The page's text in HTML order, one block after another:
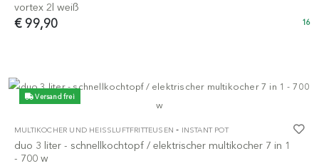
vortex 2l weiß
€ 99,90 16
Versand frei
MULTIKOCHER UND HEISSLUFTFRITTEUSEN - INSTANT POT
duo 3 liter - schnellkochtopf / elektrischer multikocher 7 in 1
- 700 w